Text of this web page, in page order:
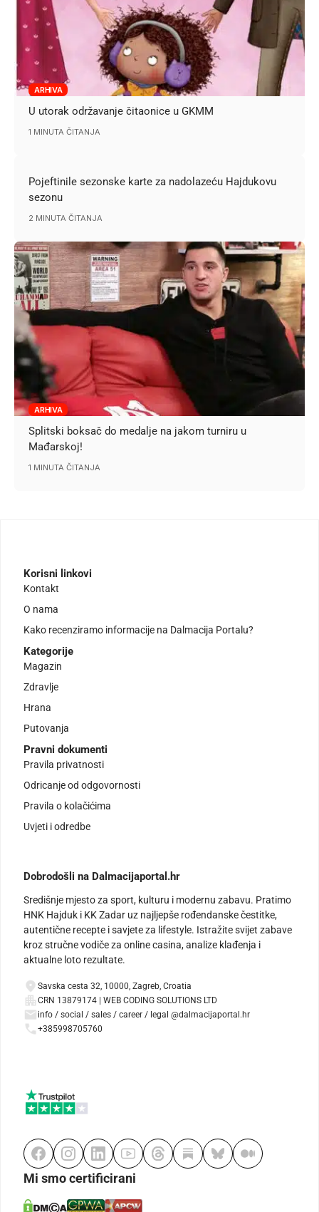
ARHIVA
U utorak održavanje čitaonice u GKMM
1 MINUTA ČITANJA
Pojeftinile sezonske karte za nadolazeću Hajdukovu
sezonu
2 MINUTA ČITANJA
ARHIVA
Splitski boksač do medalje na jakom turniru u
Mađarskoj!
1 MINUTA ČITANJA
Korisni linkovi
Kontakt
O nama
Kako recenziramo informacije na Dalmacija Portalu?
Kategorije
Magazin
Zdravlje
Hrana
Putovanja
Pravni dokumenti
Pravila privatnosti
Odricanje od odgovornosti
Pravila o kolačićima
Uvjeti i odredbe
Dobrodošli na Dalmacijaportal.hr
Središnje mjesto za sport, kulturu i modernu zabavu. Pratimo
HNK Hajduk i KK Zadar uz najljepše rođendanske čestitke,
autentične recepte i savjete za lifestyle. Istražite svijet zabave
kroz stručne vodiče za online casina, analize klađenja i
aktualne loto rezultate.
Savska cesta 32, 10000, Zagreb, Croatia
CRN 13879174 | WEB CODING SOLUTIONS LTD
info / social / sales / career / legal @dalmacijaportal.hr
+385998705760
Mi smo certificirani